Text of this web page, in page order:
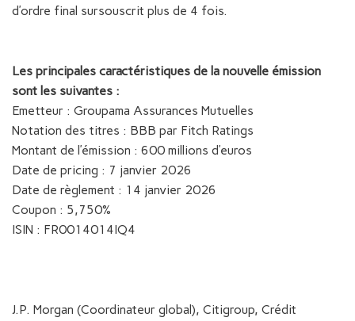
d’ordre final sursouscrit plus de 4 fois.
Les principales caractéristiques de la nouvelle émission
sont les suivantes :
Emetteur : Groupama Assurances Mutuelles
Notation des titres : BBB par Fitch Ratings
Montant de l’émission : 600 millions d’euros
Date de pricing : 7 janvier 2026
Date de règlement : 14 janvier 2026
Coupon : 5,750%
ISIN : FR0014014IQ4
J.P. Morgan (Coordinateur global), Citigroup, Crédit